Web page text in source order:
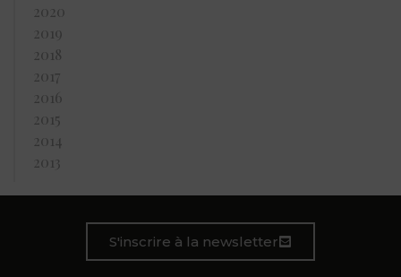
2020
2019
2018
2017
2016
2015
2014
2013
S'inscrire à la newsletter